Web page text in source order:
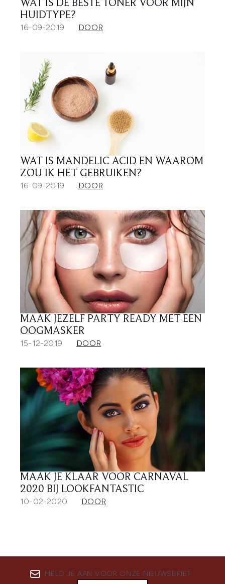
WAT IS DE BESTE TONER VOOR MIJN
HUIDTYPE?
16-09-2019 DOOR
WAT IS MANDELIC ACID EN WAAROM
ZOU IK HET GEBRUIKEN?
16-09-2019 DOOR
MAAK JEZELF PARTY READY MET EEN
OOGMASKER
15-12-2019 DOOR
MAAK JE KLAAR VOOR CARNAVAL
2020 BIJ LOOKFANTASTIC
10-02-2020 DOOR
MELD JE AAN VOOR ONZE NIEUWSBRIEF